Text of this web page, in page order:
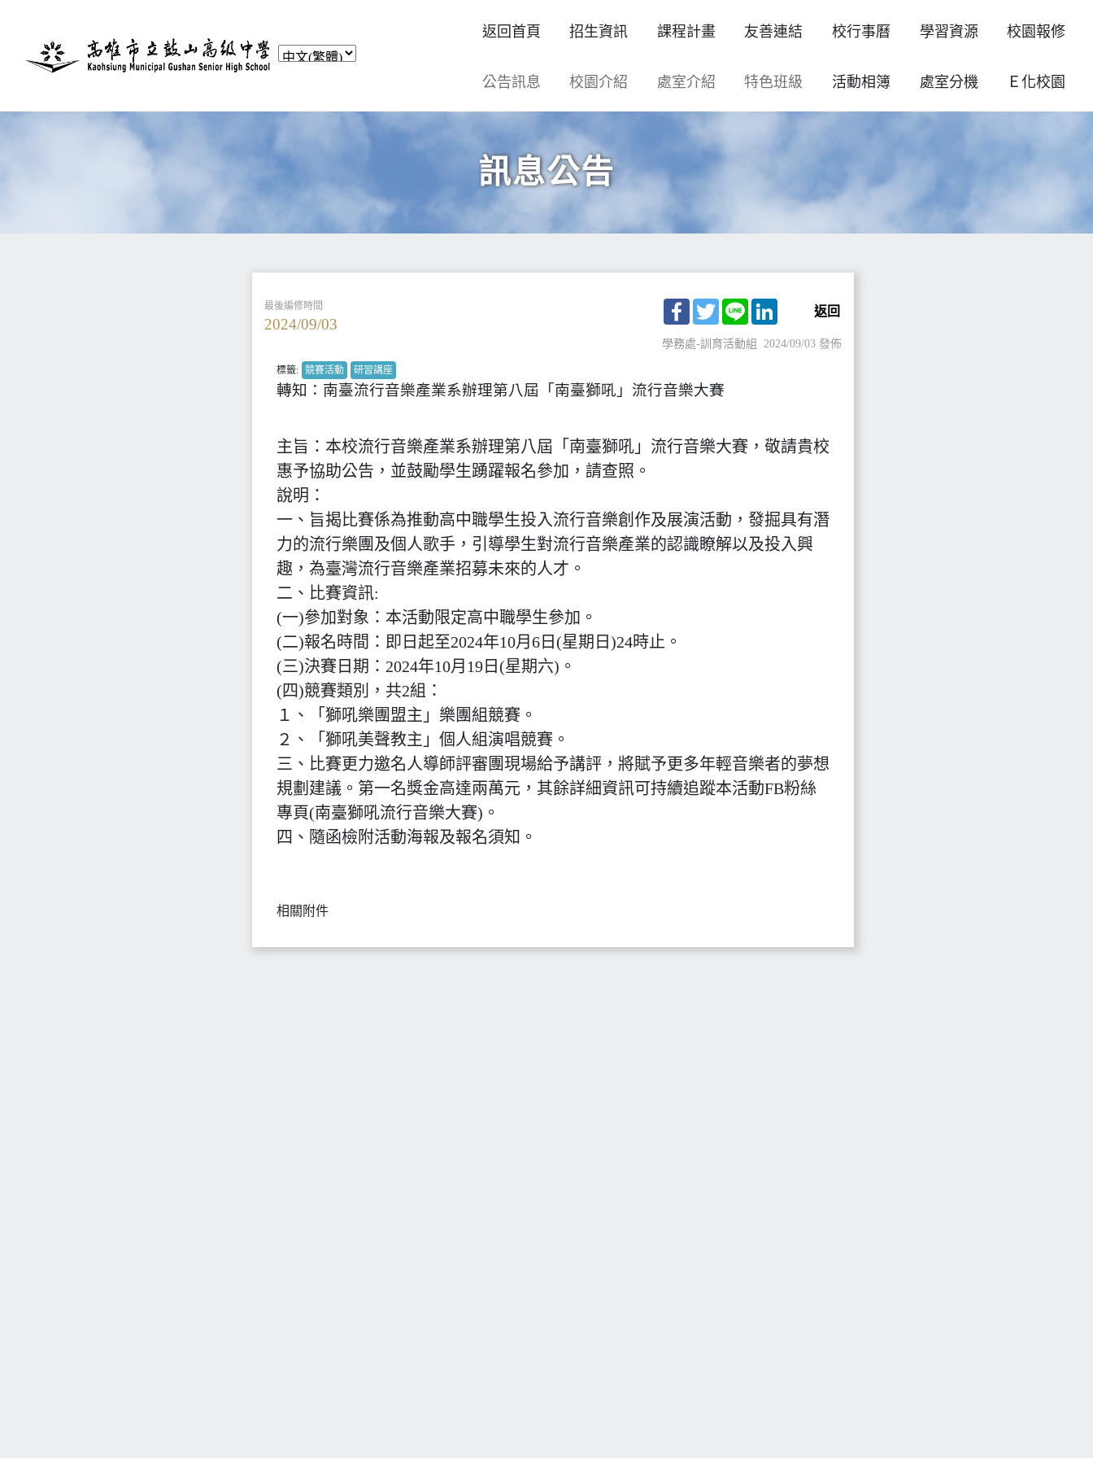
返回首頁 招生資訊 課程計畫 友善連結 校行事曆 學習資源 校園報修
公告訊息 校園介紹 處室介紹 特色班級 活動相簿 處室分機 Ｅ化校園
訊息公告
最後編修時間
2024/09/03
Facebook
TwitterLine LinkedIn返回
學務處-訓育活動組 2024/09/03 發佈
標籤: 競賽活動 研習講座
轉知：南臺流行音樂產業系辦理第八屆「南臺獅吼」流行音樂大賽
主旨：本校流行音樂產業系辦理第八屆「南臺獅吼」流行音樂大賽，敬請貴校
惠予協助公告，並鼓勵學生踴躍報名參加，請查照。
說明：
一、旨揭比賽係為推動高中職學生投入流行音樂創作及展演活動，發掘具有潛
力的流行樂團及個人歌手，引導學生對流行音樂產業的認識瞭解以及投入興
趣，為臺灣流行音樂產業招募未來的人才。
二、比賽資訊:
(一)參加對象：本活動限定高中職學生參加。
(二)報名時間：即日起至2024年10月6日(星期日)24時止。
(三)決賽日期：2024年10月19日(星期六)。
(四)競賽類別，共2組：
１、「獅吼樂團盟主」樂團組競賽。
２、「獅吼美聲教主」個人組演唱競賽。
三、比賽更力邀名人導師評審團現場給予講評，將賦予更多年輕音樂者的夢想
規劃建議。第一名獎金高達兩萬元，其餘詳細資訊可持續追蹤本活動FB粉絲
專頁(南臺獅吼流行音樂大賽)。
四、隨函檢附活動海報及報名須知。
相關附件